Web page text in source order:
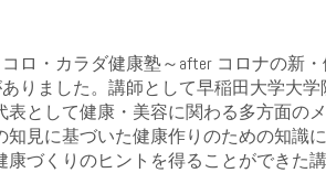
ロ・カラダ健康塾～after コロナの新
ありました。講師として早稲田大学大
表として健康・美容に関わる多方面の
知見に基づいた健康作りのための知識
づくりのヒントを得ることができた講